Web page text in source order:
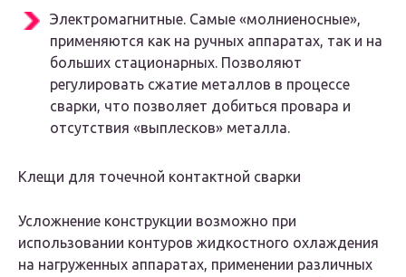
Электромагнитные. Самые «молниеносные»,
применяются как на ручных аппаратах, так и на
больших стационарных. Позволяют
регулировать сжатие металлов в процессе
сварки, что позволяет добиться провара и
отсутствия «выплесков» металла.
Клещи для точечной контактной сварки
Усложнение конструкции возможно при
использовании контуров жидкостного охлаждения
на нагруженных аппаратах, применении различных